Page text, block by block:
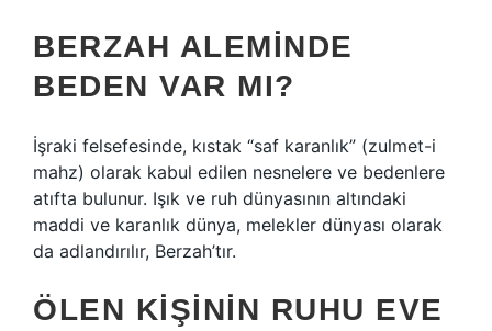
BERZAH ALEMINDE
BEDEN VAR MI?
İşraki felsefesinde, kıstak “saf karanlık” (zulmet-i
mahz) olarak kabul edilen nesnelere ve bedenlere
atıfta bulunur. Işık ve ruh dünyasının altındaki
maddi ve karanlık dünya, melekler dünyası olarak
da adlandırılır, Berzah’tır.
ÖLEN KIŞININ RUHU EVE